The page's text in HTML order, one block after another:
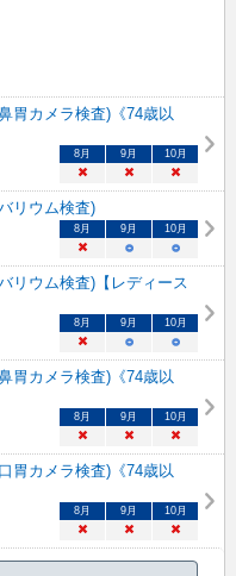
胃カメラ検査)《74歳以
8 月 9 月 10月
× × ×
リウム検査)
8 月 9 月 10月
× ○ ○
リウム検査)【レディース
8 月 9 月 10月
× ○ ○
胃カメラ検査)《74歳以
8 月 9 月 10月
× × ×
胃カメラ検査)《74歳以
8 月 9 月 10月
× × ×